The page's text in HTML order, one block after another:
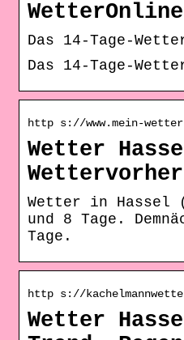
WetterOnline
Das 14-Tage-
Das 14-Tage-
http s://www.mein-
Wetter
Wetter in Hassel
und 8 Tage.
Tage.
http s://
Wetter